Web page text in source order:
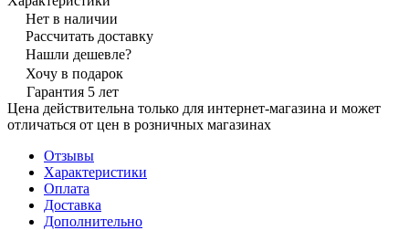
Нет в наличии
Рассчитать доставку
Нашли дешевле?
Хочу в подарок
Гарантия 5 лет
Цена действительна только для интернет-магазина и может
отличаться от цен в розничных магазинах
Отзывы
Характеристики
Оплата
Доставка
Дополнительно